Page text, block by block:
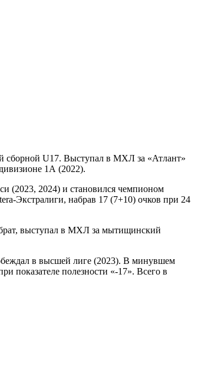
сборной U17. Выступал в МХЛ за «Атлант»
1А (2022).
(2023, 2024) и становился чемпионом
Экстралиги, набрав 17 (7+10) очков при 24
выступал в МХЛ за мытищинский
в высшей лиге (2023). В минувшем
показателе полезности «-17». Всего в